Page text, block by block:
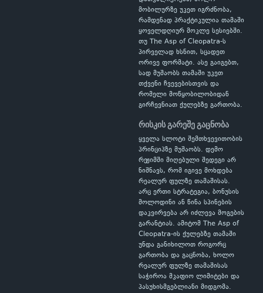
მობილურზე უკეთ იგრძნობა,
რამდენად პრაქტიკულია თამაში
ყოველდღიურ მოკლე სესიებში.
თუ The Asp of Cleopatra-ს
პირველად ხსნით, სცადეთ
ორივე ფორმატი. ასე გაიგებთ,
სად მუშაობს თამაში უკეთ
თქვენი ჩვევებისთვის და
რომელი მოწყობილობიდან
გირჩევნიათ ქულებზე გართობა.
რისკის გარეშე გაცნობა
ყველა სლოტი შემთხვევითობის
პრინციპზე მუშაობს. დემო
რეჟიმში მიღებული შედეგი არ
ნიშნავს, რომ იგივე მოხდება
რეალურ ფულზე თამაშისას.
არც ერთი სტრატეგია, ბონუსის
მოლოდინი ან წინა სპინების
დაკვირვება არ იძლევა მოგების
გარანტიას. ამიტომ The Asp of
Cleopatra-ის ქულებზე თამაში
უნდა განიხილოთ როგორც
გართობა და გაცნობა, ხოლო
რეალურ ფულზე თამაშისას
საჭიროა მკაფიო ლიმიტები და
პასუხისმგებლიანი მიდგომა.